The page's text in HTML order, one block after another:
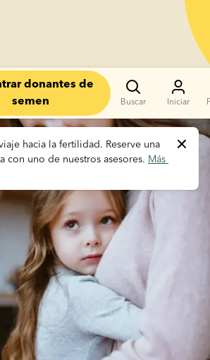
donantes de
semen
Buscar Iniciar
hacia la fertilidad. Reserve una
con uno de nuestros asesores. Más